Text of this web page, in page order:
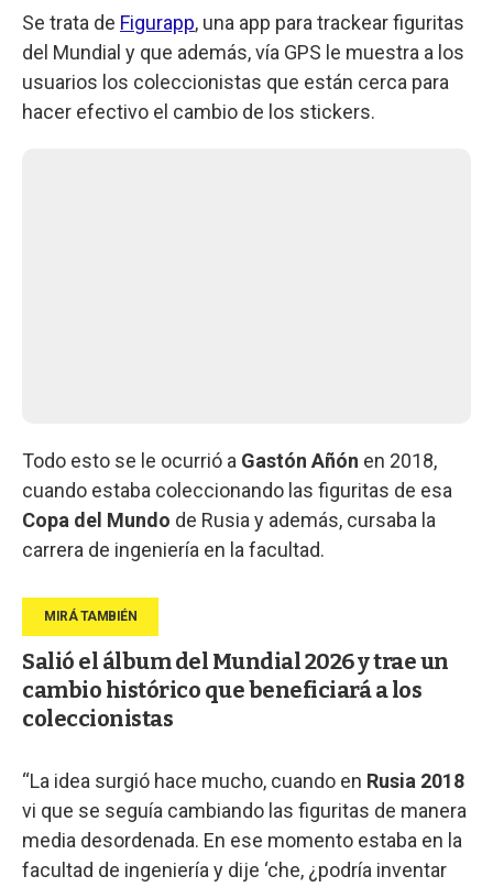
Se trata de Figurapp, una app para trackear figuritas
del Mundial y que además, vía GPS le muestra a los
usuarios los coleccionistas que están cerca para
hacer efectivo el cambio de los stickers.
Todo esto se le ocurrió a Gastón Añón en 2018,
cuando estaba coleccionando las figuritas de esa
Copa del Mundo de Rusia y además, cursaba la
carrera de ingeniería en la facultad.
Salió el álbum del Mundial 2026 y trae un
cambio histórico que beneficiará a los
coleccionistas
“La idea surgió hace mucho, cuando en Rusia 2018
vi que se seguía cambiando las figuritas de manera
media desordenada. En ese momento estaba en la
facultad de ingeniería y dije ‘che, ¿podría inventar